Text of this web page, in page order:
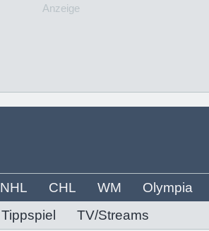
Anzeige
NHL CHL WM
Olympia
Tippspiel TV/Streams